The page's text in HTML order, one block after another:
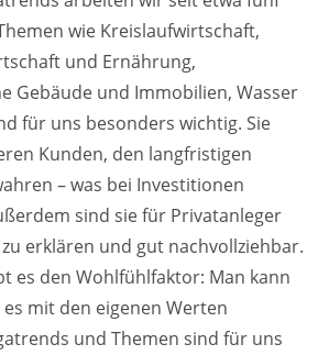
wie Kreislaufwirtschaft,
und Ernährung,
Gebäude und Immobilien, Wasser
für uns besonders wichtig. Sie
Kunden, den langfristigen
– was bei Investitionen
sind sie für Privatanleger
erklären und gut nachvollziehbar.
es den Wohlfühlfaktor: Man kann
mit den eigenen Werten
und Themen sind für uns